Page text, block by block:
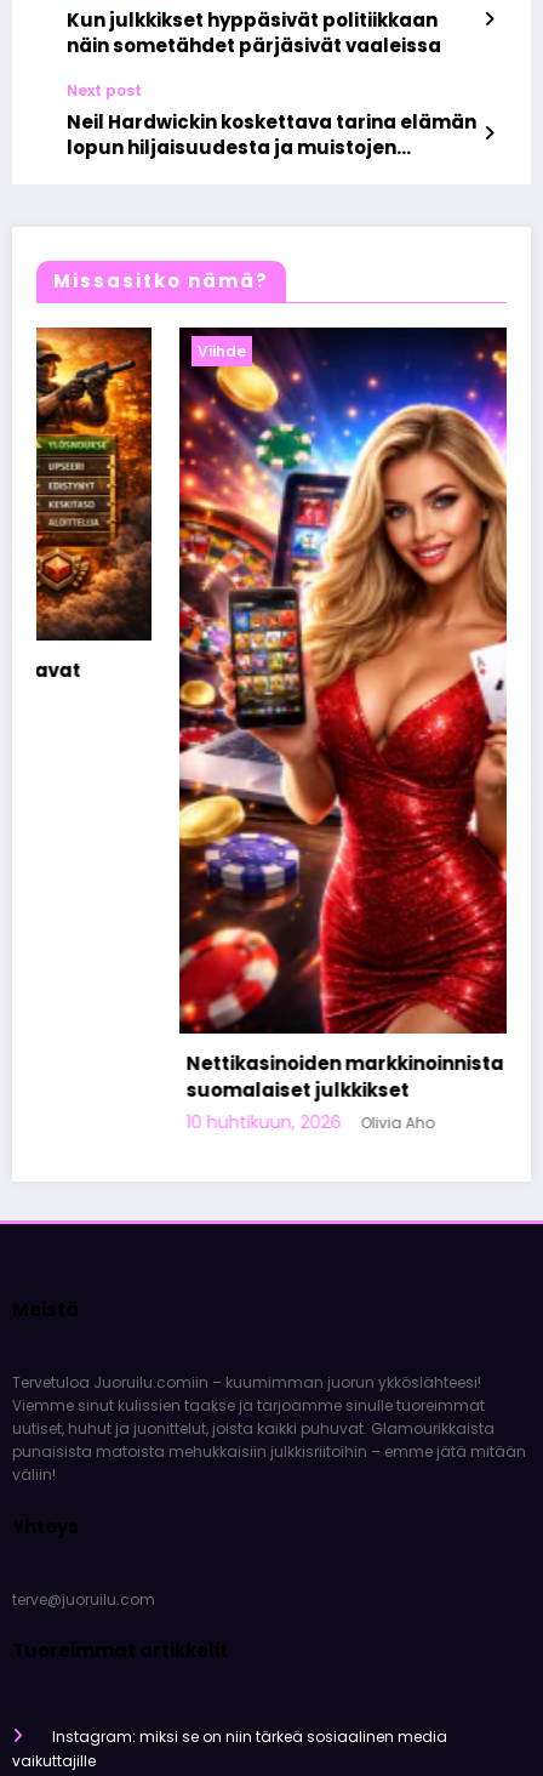
Kun julkkikset hyppäsivät politiikkaan
näin sometähdet pärjäsivät vaaleissa
Next post
Neil Hardwickin koskettava tarina elämän
lopun hiljaisuudesta ja muistojen
Missasitko nämä?
Viihde
Nettikasinoiden markkinoinnista tunnetut
suomalaiset julkkikset
10 huhtikuun, 2026 Olivia Aho
Meistä
Tervetuloa Juoruilu.comiin – kuumimman juorun ykköslähteesi!
Viemme sinut kulissien taakse ja tarjoamme sinulle tuoreimmat
uutiset, huhut ja juonittelut, joista kaikki puhuvat. Glamourikkaista
punaisista matoista mehukkaisiin julkkisriitoihin – emme jätä mitään
väliin!
Yhteys
terve@juoruilu.com
Tuoreimmat artikkelit
Instagram: miksi se on niin tärkeä sosiaalinen media
vaikuttajille